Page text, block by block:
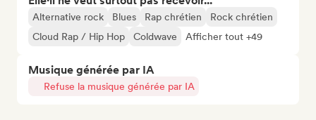
Alternative rock Blues Rap chrétien
Rock chrétien
Cloud Rap / Hip Hop
Coldwave Afficher tout +49
Musique générée par IA
Refuse la musique générée par IA